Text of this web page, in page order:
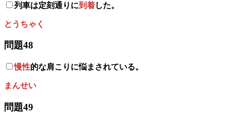
列車は定刻通りに到着した。
とうちゃく
問題48
慢性的な肩こりに悩まされている。
まんせい
問題49